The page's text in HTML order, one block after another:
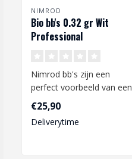
NIMROD
Bio bb's 0.32 gr Wit
Professional
Nimrod bb's zijn een
perfect voorbeeld van een
goede kwalitatieve bb's
voor een ..
€25,90
Deliverytime